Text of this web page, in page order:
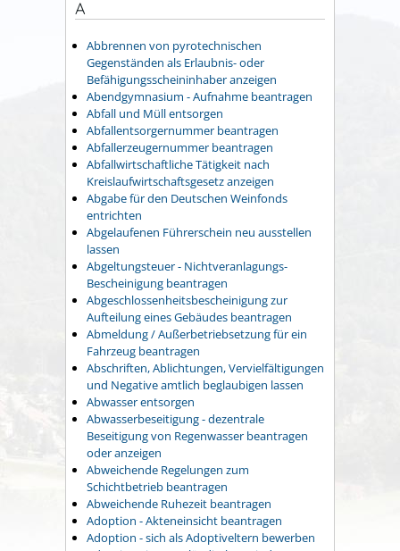
A
Abbrennen von pyrotechnischen
Gegenständen als Erlaubnis- oder
Befähigungsscheininhaber anzeigen
Abendgymnasium - Aufnahme beantragen
Abfall und Müll entsorgen
Abfallentsorgernummer beantragen
Abfallerzeugernummer beantragen
Abfallwirtschaftliche Tätigkeit nach
Kreislaufwirtschaftsgesetz anzeigen
Abgabe für den Deutschen Weinfonds
entrichten
Abgelaufenen Führerschein neu ausstellen
lassen
Abgeltungsteuer - Nichtveranlagungs-
Bescheinigung beantragen
Abgeschlossenheitsbescheinigung zur
Aufteilung eines Gebäudes beantragen
Abmeldung / Außerbetriebsetzung für ein
Fahrzeug beantragen
Abschriften, Ablichtungen, Vervielfältigungen
und Negative amtlich beglaubigen lassen
Abwasser entsorgen
Abwasserbeseitigung - dezentrale
Beseitigung von Regenwasser beantragen
oder anzeigen
Abweichende Regelungen zum
Schichtbetrieb beantragen
Abweichende Ruhezeit beantragen
Adoption - Akteneinsicht beantragen
Adoption - sich als Adoptiveltern bewerben